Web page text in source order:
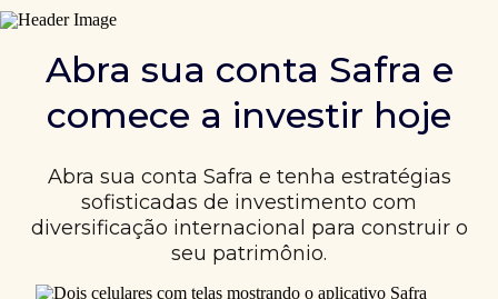
Abra sua conta Safra e
comece a investir hoje
Abra sua conta Safra e tenha estratégias
sofisticadas de investimento com
diversificação internacional para construir o
seu patrimônio.